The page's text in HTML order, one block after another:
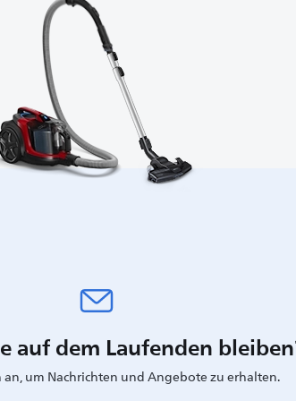
auf dem Laufenden
an, um Nachrichten und Angebote zu erhalten.